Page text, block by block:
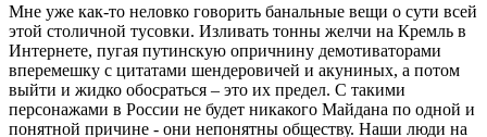
Мне уже как-то неловко говорить банальные вещи о сути всей
этой столичной тусовки. Изливать тонны желчи на Кремль в
Интернете, пугая путинскую опричнину демотиваторами
вперемешку с цитатами шендеровичей и акуниных, а потом
выйти и жидко обосраться – это их предел. С такими
персонажами в России не будет никакого Майдана по одной и
понятной причине - они непонятны обществу. Наши люди на